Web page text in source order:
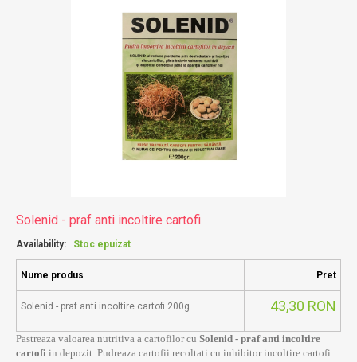
Solenid - praf anti incoltire cartofi
Availability: Stoc epuizat
Nume produs Pret
Solenid - praf anti incoltire cartofi 200g 43,30 RON
Pastreaza valoarea nutritiva a cartofilor cu Solenid - praf anti incoltire
cartofiin depozit. Pudreaza cartofii recoltati cu inhibitor incoltire cartofi.